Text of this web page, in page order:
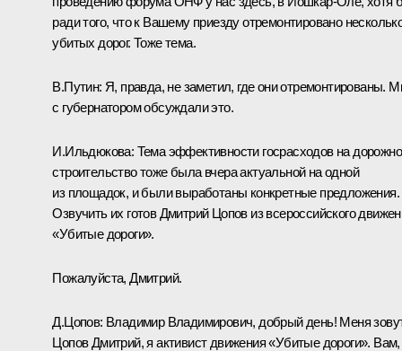
ради того, что к Вашему приезду отремонтировано
убитых дорог. Тоже тема.
В.Путин: Я, правда, не заметил, где они отремонтированы.
с губернатором обсуждали это.
И.Ильдюкова: Тема эффективности госрасходов на
строительство тоже была вчера актуальной на одной
из площадок, и были выработаны конкретные предложения.
Озвучить их готов Дмитрий Цопов из всероссийского
«Убитые дороги».
Пожалуйста, Дмитрий.
Д.Цопов: Владимир Владимирович, добрый день! Меня
Цопов Дмитрий, я активист движения «Убитые дороги». Вам,